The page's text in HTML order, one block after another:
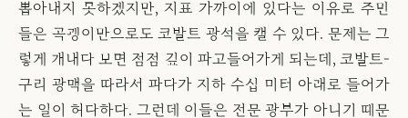
뽑아내지 못하겠지만, 지표 가까이에 있다는 이유로 주민
들은 곡괭이만으로도 코발트 광석을 캘 수 있다. 문제는 그
렇게 캐내다 보면 점점 깊이 파고들어가게 되는데, 코발트-
구리 광맥을 따라서 파다가 지하 수십 미터 아래로 들어가
는 일이 허다하다. 그런데 이들은 전문 광부가 아니기 때문